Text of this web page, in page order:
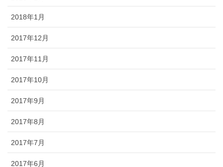
2018年1月
2017年12月
2017年11月
2017年10月
2017年9月
2017年8月
2017年7月
2017年6月